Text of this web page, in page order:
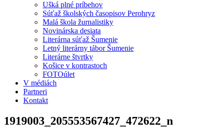
Ušká plné príbehov
Súťaž školských časopisov Perohryz
Malá škola žurnalistiky
Novinárska desiata
Literárna súťaž Šumenie
Letný literárny tábor Šumenie
Literárne štvrtky
Košice v kontrastoch
FOTOúlet
V médiách
Partneri
Kontakt
1919003_205553567427_472622_n